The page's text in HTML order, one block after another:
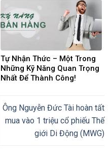
Tự Nhận Thức – Một Trong
Những Kỹ Năng Quan Trọng
Nhất Để Thành Công!
Ông Nguyễn Đức Tài hoàn tất
mua vào 1 triệu cổ phiếu Thế
giới Di Động (MWG)